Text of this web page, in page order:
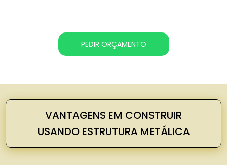
PEDIR ORÇAMENTO
VANTAGENS EM CONSTRUIR
USANDO ESTRUTURA METÁLICA